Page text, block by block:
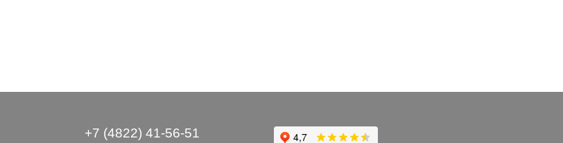
+7 (4822) 41-56-51